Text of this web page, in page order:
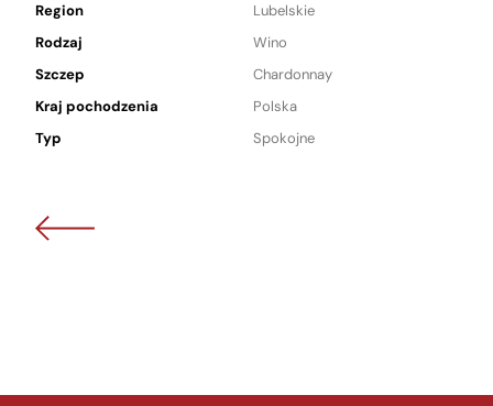
Region
Lubelskie
Rodzaj
Wino
Szczep
Chardonnay
Kraj pochodzenia
Polska
Typ
Spokojne